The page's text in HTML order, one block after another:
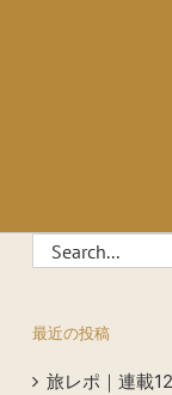
Search
for:
最近の投稿
旅レポ｜連載